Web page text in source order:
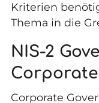
Kriterien
Thema in die
NIS-2
Corporate